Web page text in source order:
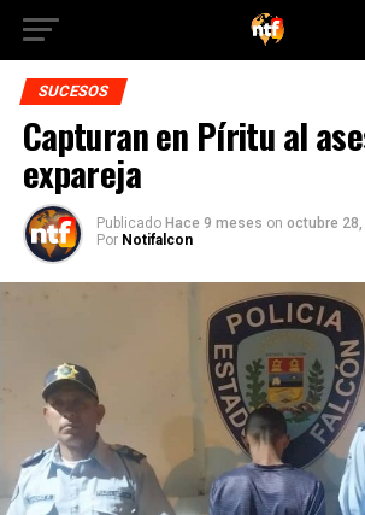
SUCESOS
Capturan en Píritu al
expareja
Publicado Hace 9 meses on octubre 28,
Por Notifalcon